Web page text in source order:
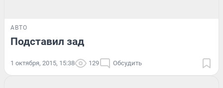
АВТО
Подставил зад
1 октября, 2015, 15:38 129 Обсудить